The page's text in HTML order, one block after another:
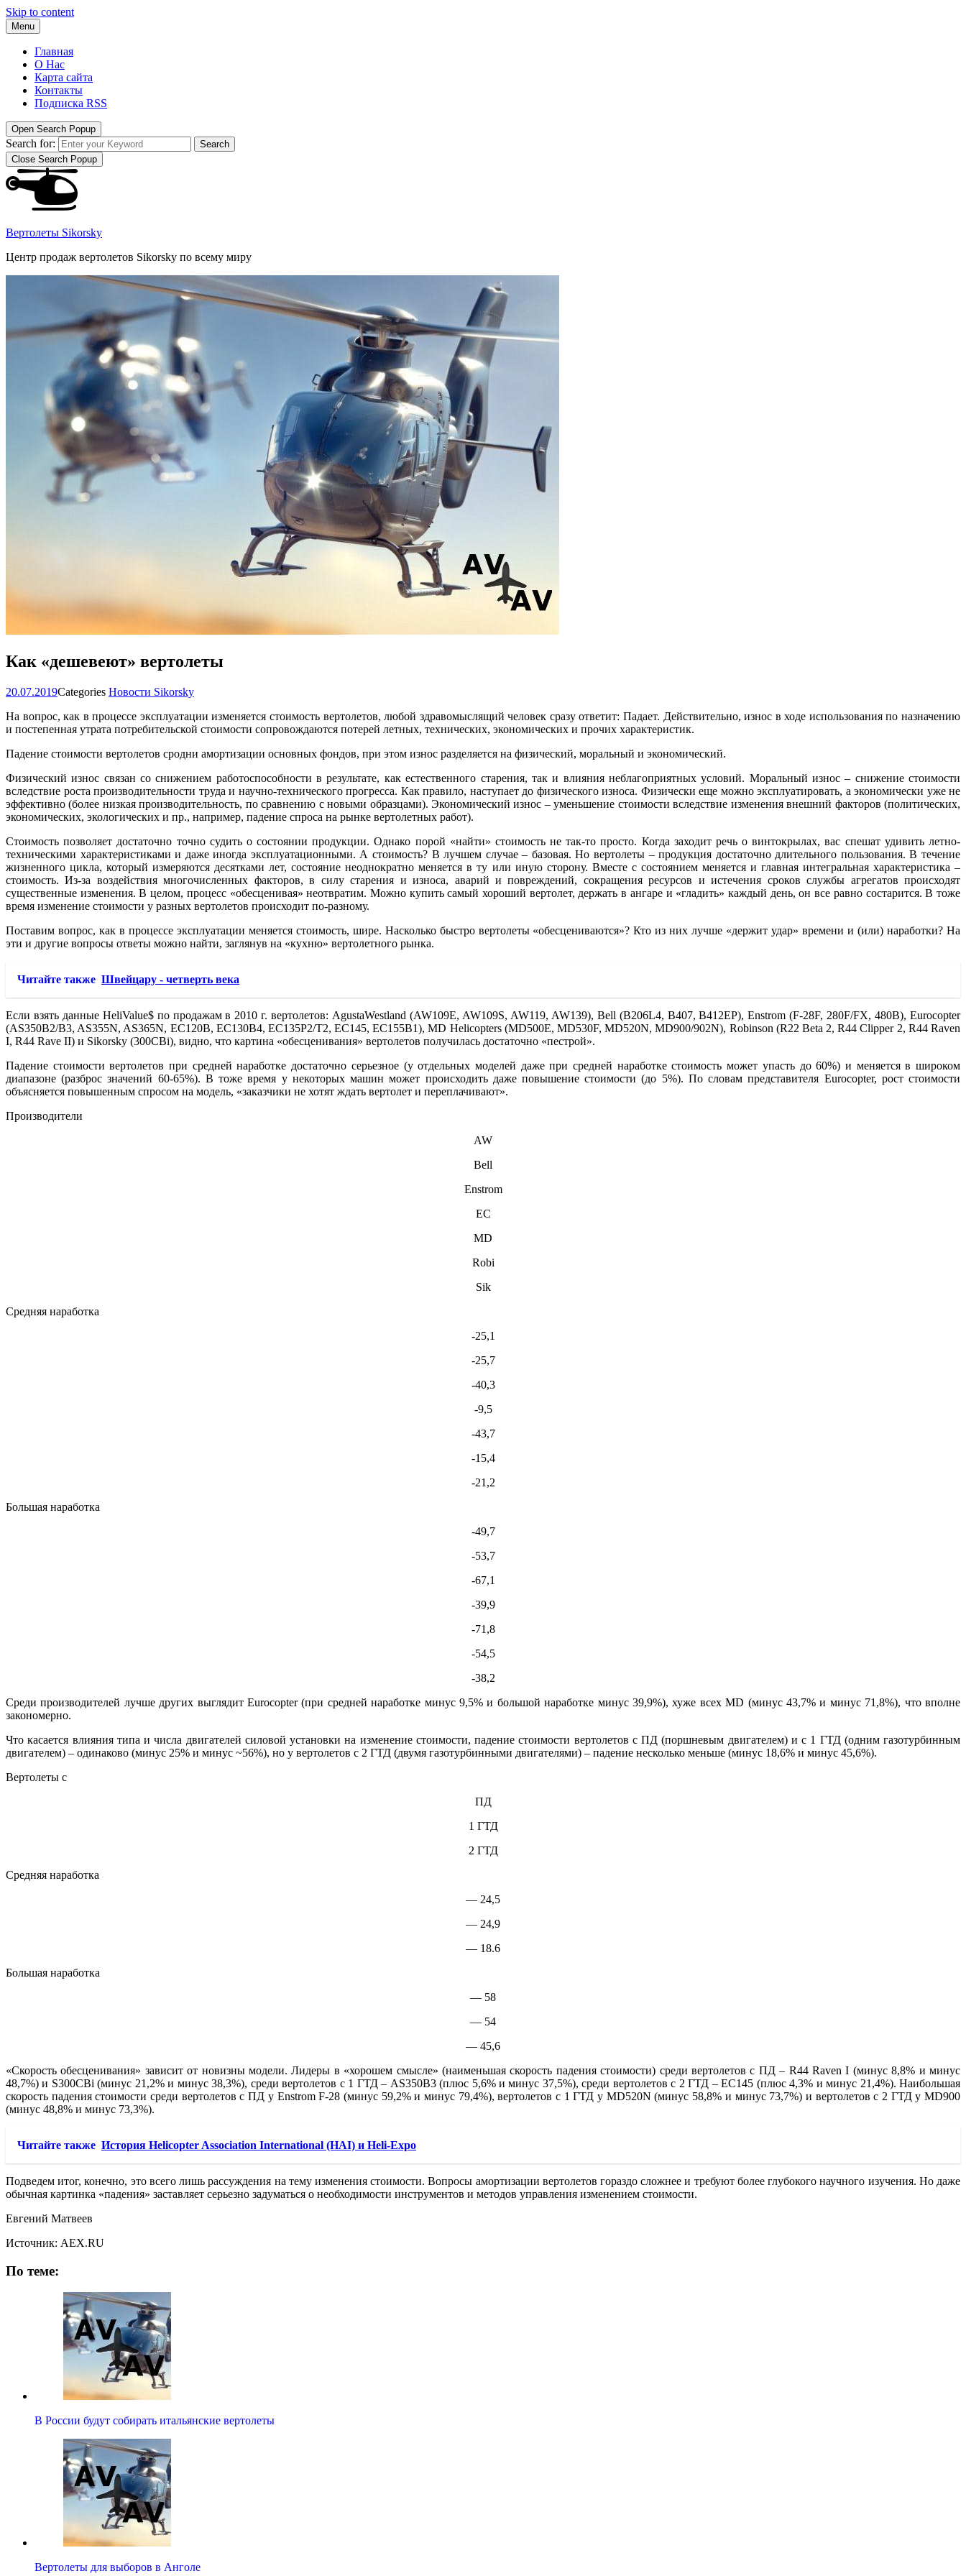
Skip to content
Menu
Главная
О Нас
Карта сайта
Контакты
Подписка RSS
Open Search Popup
Search for:
Search
Close Search Popup
Вертолеты Sikorsky
Центр продаж вертолетов Sikorsky по всему миру
Как «дешевеют» вертолеты
20.07.2019Categories Новости Sikorsky
На вопрос, как в процессе эксплуатации изменяется стоимость вертолетов, любой здравомыслящий человек сразу ответит: Падает. Действительно, износ в ходе использования по назначению
и постепенная утрата потребительской стоимости сопровождаются потерей летных, технических, экономических и прочих характеристик.
Падение стоимости вертолетов сродни амортизации основных фондов, при этом износ разделяется на физический, моральный и экономический.
Физический износ связан со снижением работоспособности в результате, как естественного старения, так и влияния неблагоприятных условий. Моральный износ – снижение стоимости
вследствие роста производительности труда и научно-технического прогресса. Как правило, наступает до физического износа. Физически еще можно эксплуатировать, а экономически уже не
эффективно (более низкая производительность, по сравнению с новыми образцами). Экономический износ – уменьшение стоимости вследствие изменения внешний факторов (политических,
экономических, экологических и пр., например, падение спроса на рынке вертолетных работ).
Стоимость позволяет достаточно точно судить о состоянии продукции. Однако порой «найти» стоимость не так-то просто. Когда заходит речь о винтокрылах, вас спешат удивить летно-
техническими характеристиками и даже иногда эксплуатационными. А стоимость? В лучшем случае – базовая. Но вертолеты – продукция достаточно длительного пользования. В течение
жизненного цикла, который измеряются десятками лет, состояние неоднократно меняется в ту или иную сторону. Вместе с состоянием меняется и главная интегральная характеристика –
стоимость. Из-за воздействия многочисленных факторов, в силу старения и износа, аварий и повреждений, сокращения ресурсов и истечения сроков службы агрегатов происходят
существенные изменения. В целом, процесс «обесценивая» неотвратим. Можно купить самый хороший вертолет, держать в ангаре и «гладить» каждый день, он все равно состарится. В тоже
время изменение стоимости у разных вертолетов происходит по-разному.
Поставим вопрос, как в процессе эксплуатации меняется стоимость, шире. Насколько быстро вертолеты «обесцениваются»? Кто из них лучше «держит удар» времени и (или) наработки? На
эти и другие вопросы ответы можно найти, заглянув на «кухню» вертолетного рынка.
Читайте также Швейцару - четверть века
Если взять данные HeliValue$ по продажам в 2010 г. вертолетов: AgustaWestland (AW109E, AW109S, AW119, AW139), Bell (B206L4, B407, B412EP), Enstrom (F-28F, 280F/FX, 480B), Eurocopter
(AS350B2/B3, AS355N, AS365N, EC120B, EC130B4, EC135P2/T2, EC145, EC155B1), MD Helicopters (MD500E, MD530F, MD520N, MD900/902N), Robinson (R22 Beta 2, R44 Clipper 2, R44 Raven
I, R44 Rave II) и Sikorsky (300CBi), видно, что картина «обесценивания» вертолетов получилась достаточно «пестрой».
Падение стоимости вертолетов при средней наработке достаточно серьезное (у отдельных моделей даже при средней наработке стоимость может упасть до 60%) и меняется в широком
диапазоне (разброс значений 60-65%). В тоже время у некоторых машин может происходить даже повышение стоимости (до 5%). По словам представителя Eurocopter, рост стоимости
объясняется повышенным спросом на модель, «заказчики не хотят ждать вертолет и переплачивают».
Производители
AW
Bell
Enstrom
EC
MD
Robi
Sik
Средняя наработка
-25,1
-25,7
-40,3
-9,5
-43,7
-15,4
-21,2
Большая наработка
-49,7
-53,7
-67,1
-39,9
-71,8
-54,5
-38,2
Среди производителей лучше других выглядит Eurocopter (при средней наработке минус 9,5% и большой наработке минус 39,9%), хуже всех MD (минус 43,7% и минус 71,8%), что вполне
закономерно.
Что касается влияния типа и числа двигателей силовой установки на изменение стоимости, падение стоимости вертолетов с ПД (поршневым двигателем) и с 1 ГТД (одним газотурбинным
двигателем) – одинаково (минус 25% и минус ~56%), но у вертолетов с 2 ГТД (двумя газотурбинными двигателями) – падение несколько меньше (минус 18,6% и минус 45,6%).
Вертолеты с
ПД
1 ГТД
2 ГТД
Средняя наработка
— 24,5
— 24,9
— 18.6
Большая наработка
— 58
— 54
— 45,6
«Скорость обесценивания» зависит от новизны модели. Лидеры в «хорошем смысле» (наименьшая скорость падения стоимости) среди вертолетов с ПД – R44 Raven I (минус 8,8% и минус
48,7%) и S300CBi (минус 21,2% и минус 38,3%), среди вертолетов с 1 ГТД – AS350B3 (плюс 5,6% и минус 37,5%), среди вертолетов с 2 ГТД – ЕС145 (плюс 4,3% и минус 21,4%). Наибольшая
скорость падения стоимости среди вертолетов c ПД у Enstrom F-28 (минус 59,2% и минус 79,4%), вертолетов с 1 ГТД у MD520N (минус 58,8% и минус 73,7%) и вертолетов с 2 ГТД у MD900
(минус 48,8% и минус 73,3%).
Читайте также История Helicopter Association International (HAI) и Heli-Expo
Подведем итог, конечно, это всего лишь рассуждения на тему изменения стоимости. Вопросы амортизации вертолетов гораздо сложнее и требуют более глубокого научного изучения. Но даже
обычная картинка «падения» заставляет серьезно задуматься о необходимости инструментов и методов управления изменением стоимости.
Евгений Матвеев
Источник: AEX.RU
По теме:
В России будут собирать итальянские вертолеты
Вертолеты для выборов в Анголе